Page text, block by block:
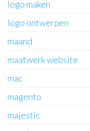
logo maken
logo ontwerpen
maand
maatwerk website
mac
magento
majestic